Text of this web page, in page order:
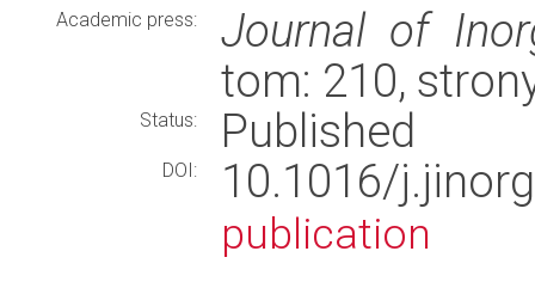
Academic press:
Journal of
tom: 210,
Status: Published
DOI: 10.1016/
publication